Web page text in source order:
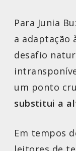
Para Junia
a adaptação
desafio
um ponto
substitui a
Em tempos